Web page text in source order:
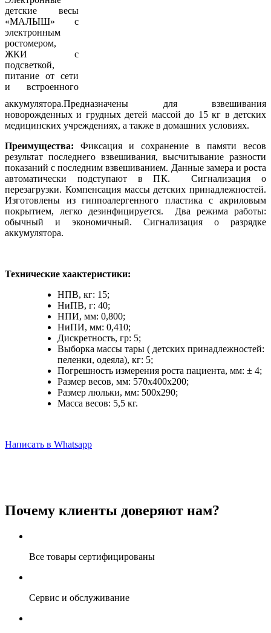
детские весы
«МАЛЫШ» с
электронным
ростомером,
ЖКИ с
подсветкой,
питание от сети
и встроенного
аккумулятора.Предназначены для взвешивания
новорожденных и грудных детей массой до 15 кг в детских
медицинских учреждениях, а также в домашних условиях.
Преимущества: Фиксация и сохранение в памяти весов
результат последнего взвешивания, высчитывание разности
показаний с последним взвешиванием. Данные замера и роста
автоматически подступают в ПК. Сигнализация о
перезагрузки. Компенсация массы детских принадлежностей.
Изготовлены из гиппоалергенного пластика с акриловым
покрытием, легко дезинфицируется. Два режима работы:
обычный и экономичный. Сигнализация о разрядке
аккумулятора.
Технические хаактеристики:
НПВ, кг: 15;
НиПВ, г: 40;
НПИ, мм: 0,800;
НиПИ, мм: 0,410;
Дискретность, гр: 5;
Выборка массы тары ( детских принадлежностей:
пеленки, одеяла), кг: 5;
Погрешность измерения роста пациента, мм: ± 4;
Размер весов, мм: 570х400х200;
Размер люльки, мм: 500х290;
Масса весов: 5,5 кг.
Написать в Whatsapp
Почему клиенты доверяют нам?
Все товары сертифицированы
Сервис и обслуживание